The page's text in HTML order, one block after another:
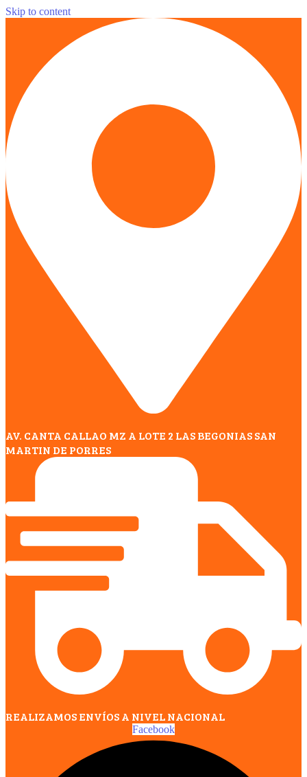
Skip to content
AV. CANTA CALLAO MZ A LOTE 2 LAS BEGONIAS SAN
MARTIN DE PORRES
REALIZAMOS ENVÍOS A NIVEL NACIONAL
Facebook